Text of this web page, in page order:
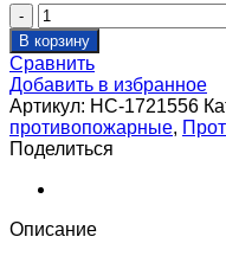
Количество
товара
Клапан
противопожарный
SHUFT
SHFDC-
120-
O-
500_900-
0-
В корзину
Сравнить
Добавить в избранное
Артикул: НС-1721556
противопожарные,
Поделиться
Описание